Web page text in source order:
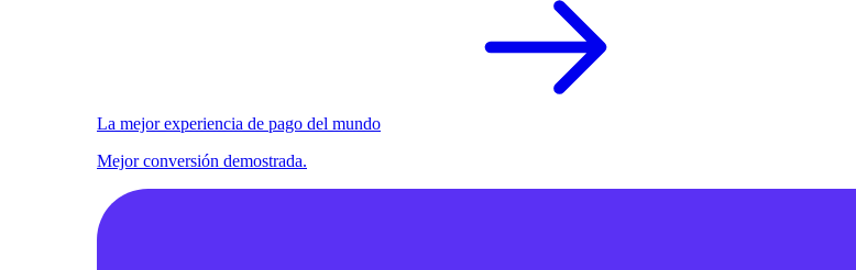
La mejor experiencia de pago del mundo
Mejor conversión demostrada.